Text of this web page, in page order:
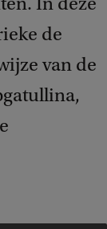
de
van de